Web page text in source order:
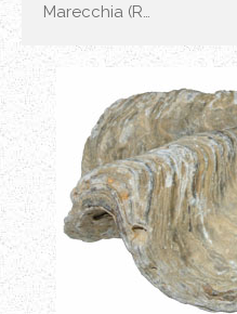
Marecchia (R…